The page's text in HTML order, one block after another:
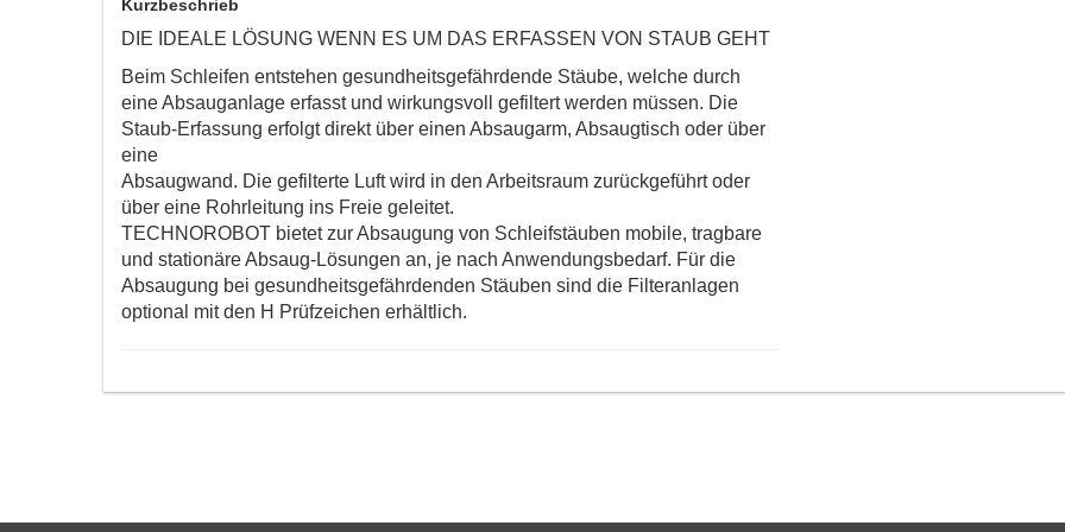
Kurzbeschrieb
DIE IDEALE LÖSUNG WENN ES UM DAS ERFASSEN VON STAUB GEHT
Beim Schleifen entstehen ge­sund­heits­ge­fähr­den­de Stäube, welche durch
eine Absauganlage erfasst und wirkungsvoll gefiltert werden müssen. Die
Staub-Erfassung erfolgt direkt über einen Absaugarm, Absaugtisch oder über
eine
Absaugwand. Die gefilterte Luft wird in den Arbeitsraum zurückgeführt oder
über eine Rohrleitung ins Freie geleitet.
TECHNOROBOT bietet zur Absaugung von Schleifstäuben mobile, tragbare
und stationäre Absaug-Lösungen an, je nach An­wendungs­be­darf. Für die
Absaugung bei gesundheitsgefährdenden Stäuben sind die Filteranlagen
optional mit den H Prüfzeichen erhältlich.